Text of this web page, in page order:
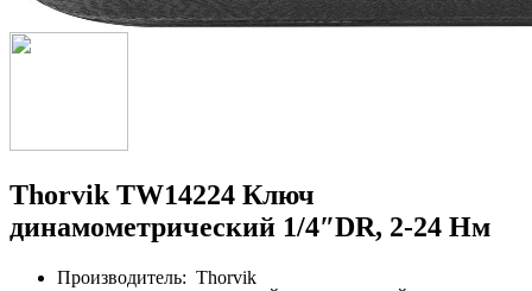
Thorvik TW14224 Ключ
динамометрический 1/4″DR, 2-24 Нм
Производитель: Thorvik